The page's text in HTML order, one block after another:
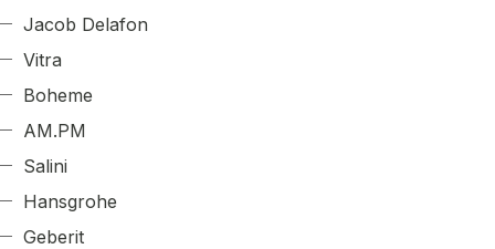
Jacob Delafon
Vitra
Boheme
AM.PM
Salini
Hansgrohe
Geberit